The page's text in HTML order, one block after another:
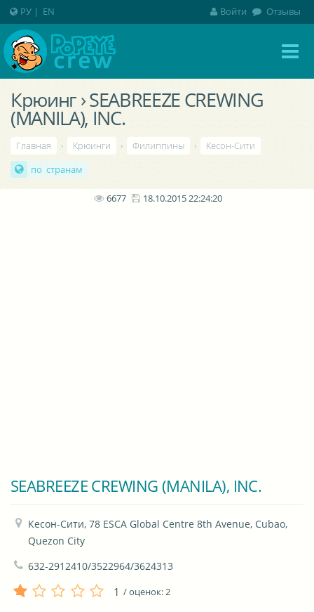
Крюинг › SEABREEZE CREWING
(MANILA), INC.
Главная › Крюинги › Филиппины ›
Кесон-Сити
по странам
6677 18.10.2015 22:24:20
SEABREEZE CREWING (MANILA), INC.
Кесон-Сити, 78 ESCA Global Centre 8th Avenue, Cubao,
Quezon City
632-2912410/3522964/3624313
1 / оценок:2
РУ | EN Войти Отзывы